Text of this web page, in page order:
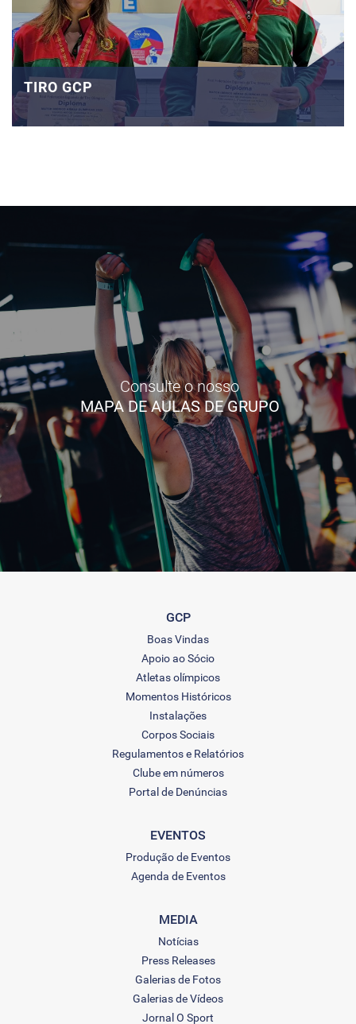
TIRO GCP
Consulte o nosso
MAPA DE AULAS DE GRUPO
GCP
Boas Vindas
Apoio ao Sócio
Atletas olímpicos
Momentos Históricos
Instalações
Corpos Sociais
Regulamentos e Relatórios
Clube em números
Portal de Denúncias
EVENTOS
Produção de Eventos
Agenda de Eventos
MEDIA
Notícias
Press Releases
Galerias de Fotos
Galerias de Vídeos
Jornal O Sport